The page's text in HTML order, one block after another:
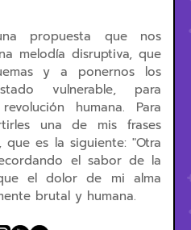
propuesta que nos
melodía disruptiva, que
y a ponernos los
vulnerable, para
humana. Para
una de mis frases
es la siguiente: "Otra
el sabor de la
el dolor de mi alma
brutal y humana.